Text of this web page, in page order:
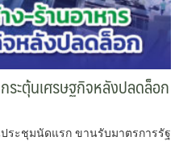
ระตุ้นเศรษฐกิจหลังปลดล็อก
ประชุมนัดแรก ขานรับมาตรการรัฐ